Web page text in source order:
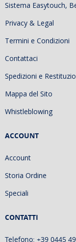
Sistema Easytouch,
Privacy & Legal
Termini e Condizioni
Contattaci
Spedizioni e
Mappa del Sito
Whistleblowing
ACCOUNT
Account
Storia Ordine
Speciali
CONTATTI
Telefono: +39 0445